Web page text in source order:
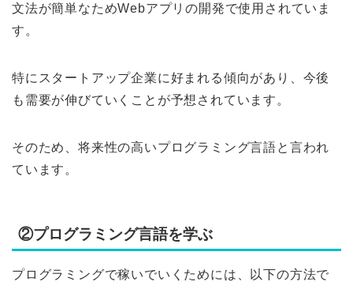
文法が簡単なためWebアプリの開発で使用されていま
す。
特にスタートアップ企業に好まれる傾向があり、今後
も需要が伸びていくことが予想されています。
そのため、将来性の高いプログラミング言語と言われ
ています。
②プログラミング言語を学ぶ
プログラミングで稼いでいくためには、以下の方法で